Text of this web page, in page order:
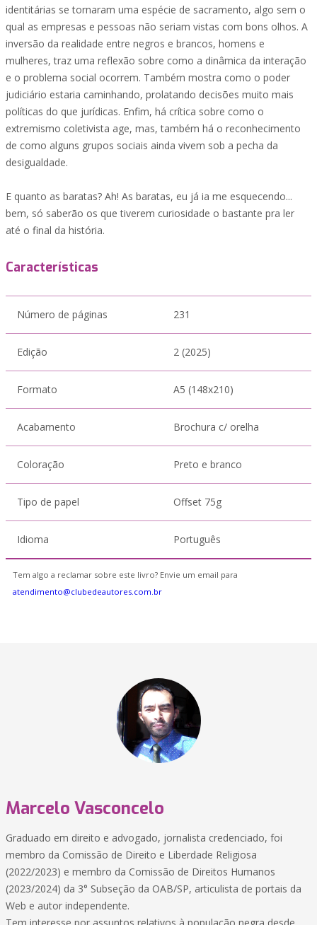
identitárias se tornaram uma espécie de sacramento, algo sem o
qual as empresas e pessoas não seriam vistas com bons olhos. A
inversão da realidade entre negros e brancos, homens e
mulheres, traz uma reflexão sobre como a dinâmica da interação
e o problema social ocorrem. Também mostra como o poder
judiciário estaria caminhando, prolatando decisões muito mais
políticas do que jurídicas. Enfim, há crítica sobre como o
extremismo coletivista age, mas, também há o reconhecimento
de como alguns grupos sociais ainda vivem sob a pecha da
desigualdade.
E quanto as baratas? Ah! As baratas, eu já ia me esquecendo...
bem, só saberão os que tiverem curiosidade o bastante pra ler
até o final da história.
Características
Número de páginas 231
Edição 2 (2025)
Formato A5 (148x210)
Acabamento Brochura c/ orelha
Coloração Preto e branco
Tipo de papel Offset 75g
Idioma Português
Tem algo a reclamar sobre este livro? Envie um email para
atendimento@clubedeautores.com.br
Marcelo Vasconcelo
Graduado em direito e advogado, jornalista credenciado, foi
membro da Comissão de Direito e Liberdade Religiosa
(2022/2023) e membro da Comissão de Direitos Humanos
(2023/2024) da 3° Subseção da OAB/SP, articulista de portais da
Web e autor independente.